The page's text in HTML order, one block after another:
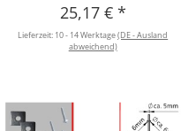
25,17 € *
Lieferzeit: 10 - 14 Werktage(DE - Ausland
abweichend)